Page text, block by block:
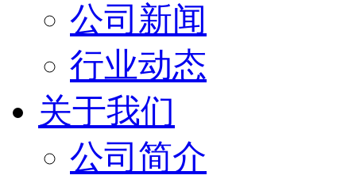
公司新闻
行业动态
关于我们
公司简介